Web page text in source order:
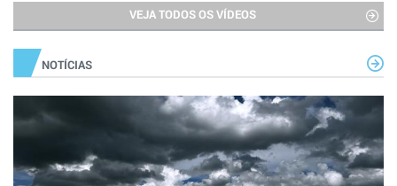
VEJA TODOS OS VÍDEOS
NOTÍCIAS